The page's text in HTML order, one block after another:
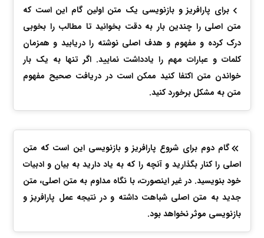
برای پارافریز و بازنویسی یک متن اولین گام این است که
متن اصلی را چندین بار به دقت بخوانید تا مطالب را بخوبی
درک کرده و مفهوم و هدف اصلی نوشته را دریابید و همزمان
کلمات و عبارات مهم را یادداشت نمایید. اگر تنها به یک بار
خواندن متن اکتفا کنید ممکن است در دریافت صحیح مفهوم
متن به مشکل برخورد کنید.
گام دوم برای شروع پارافریز و بازنویسی این است که متن
اصلی را کنار بگذارید و آنچه را که به یاد دارید به بیان و ادبیات
خود بنویسید. در غیر اینصورت، با نگاه مداوم به متن اصلی، متن
جدید به متن اصلی شباهت داشته و در نتیجه عمل پارافریز و
بازنویسی موثر نخواهد بود.